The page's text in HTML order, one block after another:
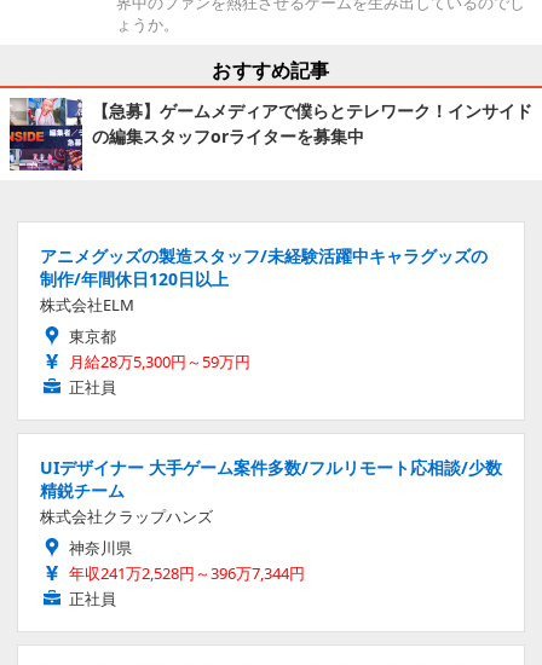
ょうか。
おすすめ記事
【急募】ゲームメディアで僕らとテレワーク！インサイド
の編集スタッフorライターを募集中
アニメグッズの製造スタッフ/未経験活躍中キャラグッズの
制作/年間休日120日以上
株式会社ELM
東京都
月給28万5,300円～59万円
正社員
UIデザイナー 大手ゲーム案件多数/フルリモート応相談/少数
精鋭チーム
株式会社クラップハンズ
神奈川県
年収241万2,528円～396万7,344円
正社員